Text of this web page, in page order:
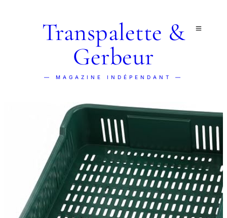
Transpalette &
Gerbeur
— MAGAZINE INDÉPENDANT —